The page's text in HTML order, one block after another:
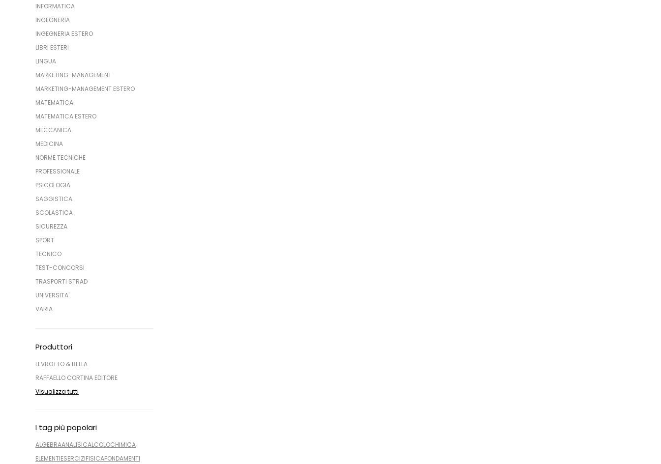
INFORMATICA
INGEGNERIA
INGEGNERIA ESTERO
LIBRI ESTERI
LINGUA
MARKETING-MANAGEMENT
MARKETING-MANAGEMENT ESTERO
MATEMATICA
MATEMATICA ESTERO
MECCANICA
MEDICINA
NORME TECNICHE
PROFESSIONALE
PSICOLOGIA
SAGGISTICA
SCOLASTICA
SICUREZZA
SPORT
TECNICO
TEST-CONCORSI
TRASPORTI STRAD
UNIVERSITA'
VARIA
Produttori
LEVROTTO & BELLA
RAFFAELLO CORTINA EDITORE
Visualizza tutti
I tag più popolari
ALGEBRAANALISICALCOLOCHIMICA
ELEMENTIESERCIZIFISICAFONDAMENTI